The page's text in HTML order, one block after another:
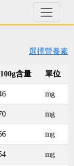
選擇營養素
含量 單位
mg
mg
mg
mg